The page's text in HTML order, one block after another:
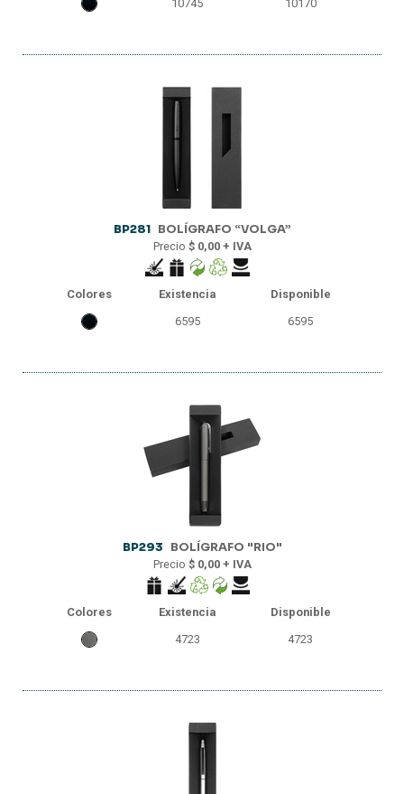
10745 10170
BP281 BOLÍGRAFO “VOLGA”
Precio $ 0,00 + IVA
Colores Existencia
Disponible
6595
6595
BP293 BOLÍGRAFO "RIO"
Precio $ 0,00 + IVA
Colores Existencia
Disponible
4723
4723